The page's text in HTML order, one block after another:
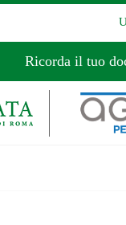
Ricorda il tuo